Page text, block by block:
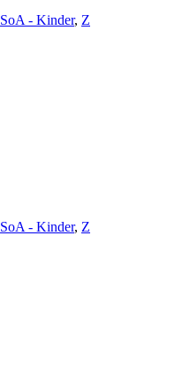
SoA - Kinder, Z
SoA - Kinder, Z